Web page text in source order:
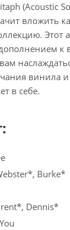
(Acoustic
вложить
Этот
к
винила
в себе.
Burke*
Dennis*